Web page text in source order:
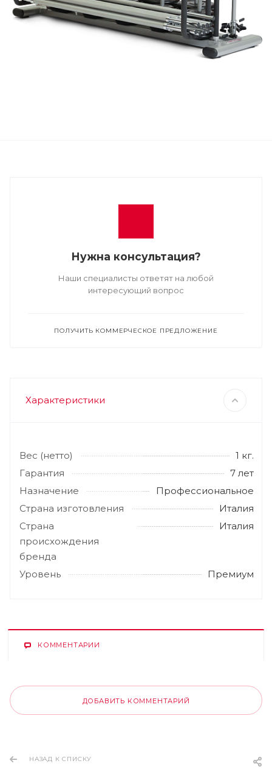
Нужна консультация?
Наши специалисты ответят на любой
интересующий вопрос
ПОЛУЧИТЬ КОММЕРЧЕСКОЕ ПРЕДЛОЖЕНИЕ
Характеристики
Вес (нетто)
1 кг.
Гарантия
7 лет
Назначение
Профессиональное
Страна изготовления
Италия
Страна
происхождения
бренда
Италия
Уровень Премиум
КОММЕНТАРИИ
ДОБАВИТЬ КОММЕНТАРИЙ
НАЗАД К СПИСКУ